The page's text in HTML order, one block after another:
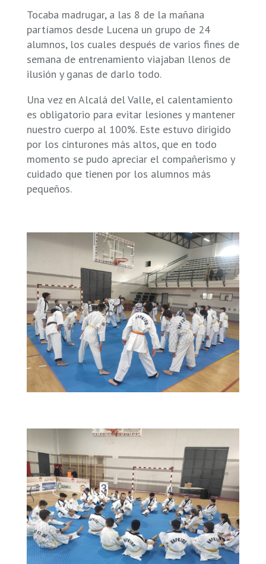
Tocaba madrugar, a las 8 de la mañana
partíamos desde Lucena un grupo de 24
alumnos, los cuales después de varios fines de
semana de entrenamiento viajaban llenos de
ilusión y ganas de darlo todo.
Una vez en Alcalá del Valle, el calentamiento
es obligatorio para evitar lesiones y mantener
nuestro cuerpo al 100%. Este estuvo dirigido
por los cinturones más altos, que en todo
momento se pudo apreciar el compañerismo y
cuidado que tienen por los alumnos más
pequeños.